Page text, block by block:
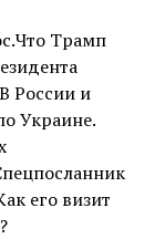
Трамп
России и
Украине.
его визит